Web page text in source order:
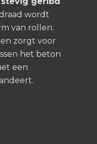
wordt
van rollen.
zorgt voor
het beton
een